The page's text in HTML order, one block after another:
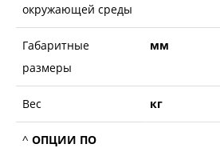
окружающей среды
Габаритные
размеры
мм
Вес кг
^ ОПЦИИ ПО